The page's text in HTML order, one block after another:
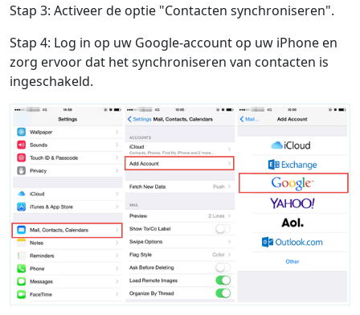
Stap 3: Activeer de optie "Contacten synchroniseren".
Stap 4: Log in op uw Google-account op uw iPhone en
zorg ervoor dat het synchroniseren van contacten is
ingeschakeld.